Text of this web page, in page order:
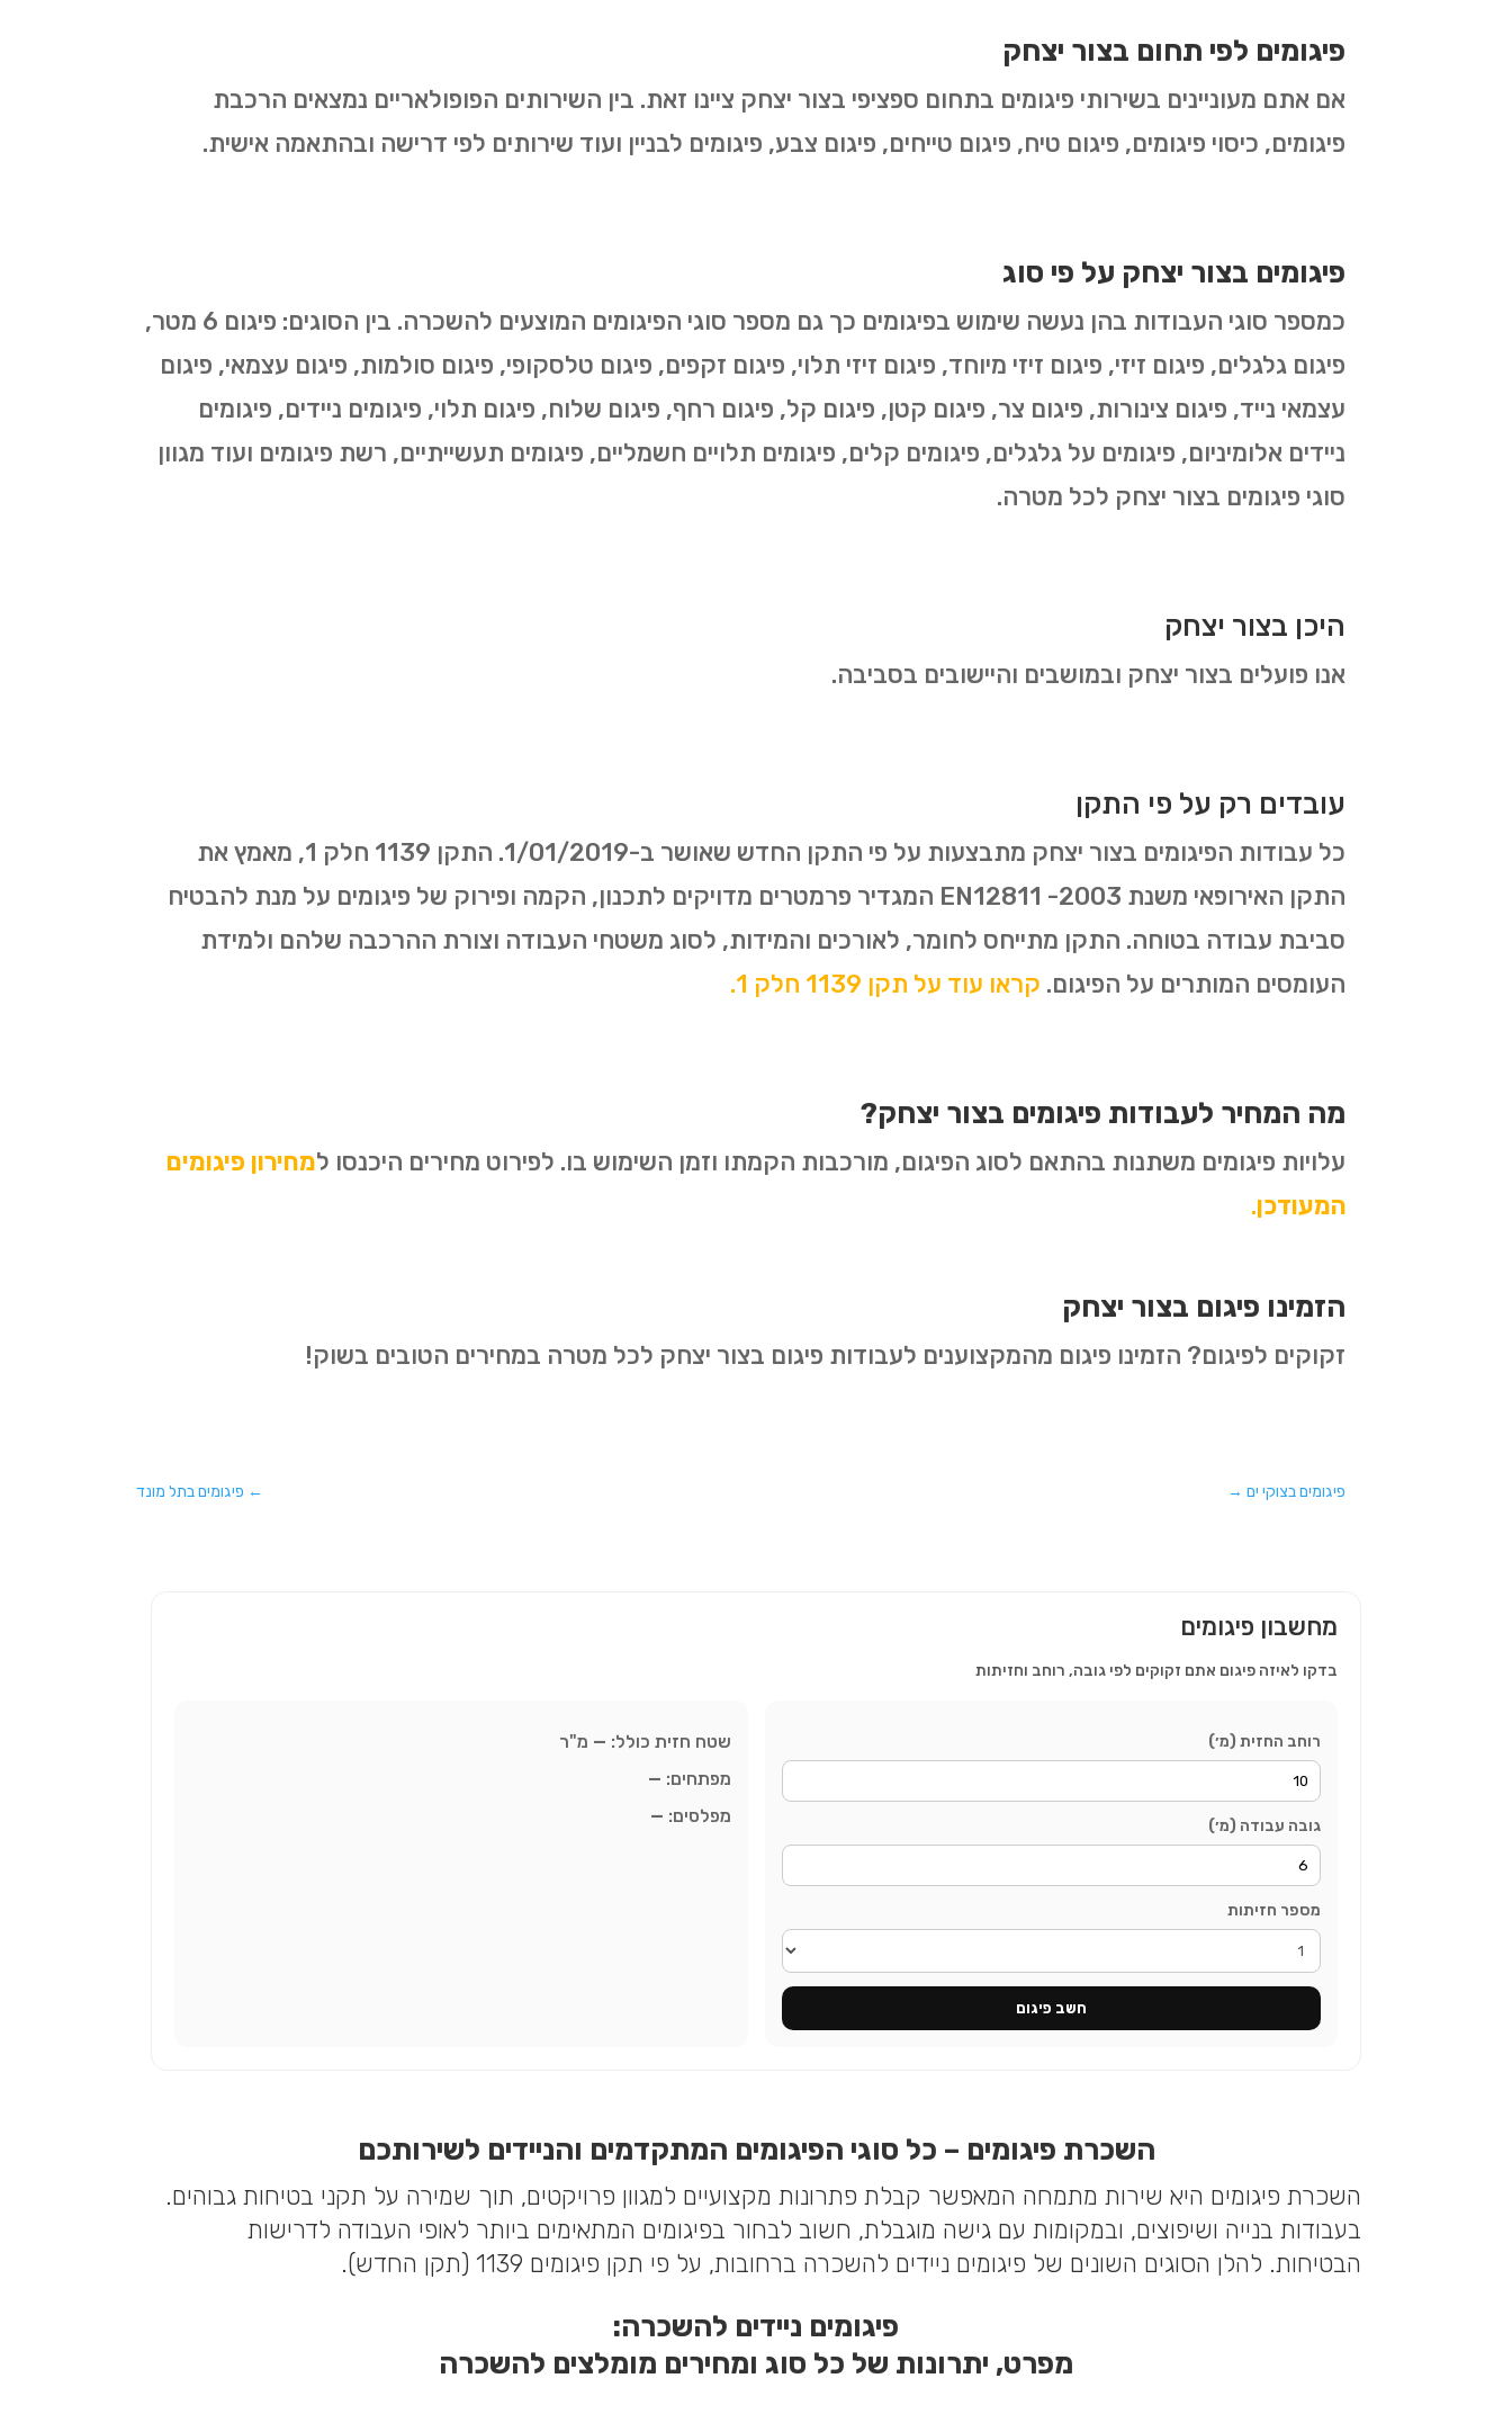
פיגומים לפי תחום בצור יצחק
אם אתם מעוניינים בשירותי פיגומים בתחום ספציפי בצור יצחק ציינו זאת. בין השירותים הפופולאריים נמצאים הרכבת
פיגומים, כיסוי פיגומים, פיגום טיח, פיגום טייחים, פיגום צבע, פיגומים לבניין ועוד שירותים לפי דרישה ובהתאמה אישית.
פיגומים בצור יצחק על פי סוג
כמספר סוגי העבודות בהן נעשה שימוש בפיגומים כך גם מספר סוגי הפיגומים המוצעים להשכרה. בין הסוגים: פיגום 6 מטר,
פיגום גלגלים, פיגום זיזי, פיגום זיזי מיוחד, פיגום זיזי תלוי, פיגום זקפים, פיגום טלסקופי, פיגום סולמות, פיגום עצמאי, פיגום
עצמאי נייד, פיגום צינורות, פיגום צר, פיגום קטן, פיגום קל, פיגום רחף, פיגום שלוח, פיגום תלוי, פיגומים ניידים, פיגומים
ניידים אלומיניום, פיגומים על גלגלים, פיגומים קלים, פיגומים תלויים חשמליים, פיגומים תעשייתיים, רשת פיגומים ועוד מגוון
סוגי פיגומים בצור יצחק לכל מטרה.
היכן בצור יצחק
אנו פועלים בצור יצחק ובמושבים והיישובים בסביבה.
עובדים רק על פי התקן
כל עבודות הפיגומים בצור יצחק מתבצעות על פי התקן החדש שאושר ב-1/01/2019. התקן 1139 חלק 1, מאמץ את
התקן האירופאי משנת 2003- EN12811 המגדיר פרמטרים מדויקים לתכנון, הקמה ופירוק של פיגומים על מנת להבטיח
סביבת עבודה בטוחה. התקן מתייחס לחומר, לאורכים והמידות, לסוג משטחי העבודה וצורת ההרכבה שלהם ולמידת
העומסים המותרים על הפיגום. קראו עוד על תקן 1139 חלק 1.
מה המחיר לעבודות פיגומים בצור יצחק?
עלויות פיגומים משתנות בהתאם לסוג הפיגום, מורכבות הקמתו וזמן השימוש בו. לפירוט מחירים היכנסו למחירון פיגומים
המעודכן.
הזמינו פיגום בצור יצחק
זקוקים לפיגום? הזמינו פיגום מהמקצוענים לעבודות פיגום בצור יצחק לכל מטרה במחירים הטובים בשוק!
← פיגומים בתל מונד פיגומים בצוקי ים→
מחשבון פיגומים
בדקו לאיזה פיגום אתם זקוקים לפי גובה, רוחב וחזיתות
רוחב החזית (מ׳)
גובה עבודה (מ׳)
מספר חזיתות
חשב פיגום
שטח חזית כולל: — מ"ר
מפתחים: —
מפלסים: —
השכרת פיגומים – כל סוגי הפיגומים המתקדמים והניידים לשירותכם
השכרת פיגומים היא שירות מתמחה המאפשר קבלת פתרונות מקצועיים למגוון פרויקטים, תוך שמירה על תקני בטיחות גבוהים.
בעבודות בנייה ושיפוצים, ובמקומות עם גישה מוגבלת, חשוב לבחור בפיגומים המתאימים ביותר לאופי העבודה לדרישות
הבטיחות. להלן הסוגים השונים של פיגומים ניידים להשכרה ברחובות, על פי תקן פיגומים 1139 (תקן החדש).
פיגומים ניידים להשכרה:
מפרט, יתרונות של כל סוג ומחירים מומלצים להשכרה